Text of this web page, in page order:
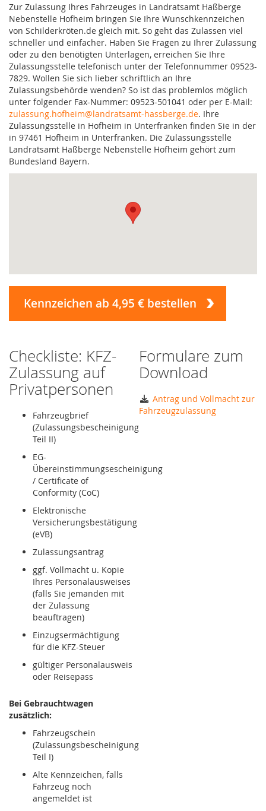
Zur Zulassung Ihres Fahrzeuges in Landratsamt Haßberge
Nebenstelle Hofheim bringen Sie Ihre Wunschkennzeichen
von Schilderkröten.de gleich mit. So geht das Zulassen viel
schneller und einfacher. Haben Sie Fragen zu Ihrer Zulassung
oder zu den benötigten Unterlagen, erreichen Sie Ihre
Zulassungsstelle telefonisch unter der Telefonnummer 09523-
7829. Wollen Sie sich lieber schriftlich an Ihre
Zulassungsbehörde wenden? So ist das problemlos möglich
unter folgender Fax-Nummer: 09523-501041 oder per E-Mail:
zulassung.hofheim@landratsamt-hassberge.de. Ihre
Zulassungsstelle in Hofheim in Unterfranken finden Sie in der
in 97461 Hofheim in Unterfranken. Die Zulassungsstelle
Landratsamt Haßberge Nebenstelle Hofheim gehört zum
Bundesland Bayern.
Kennzeichen ab 4,95 € bestellen
Checkliste: KFZ-
Zulassung auf
Privatpersonen
Fahrzeugbrief
(Zulassungsbescheinigung
Teil II)
EG-
Übereinstimmungsescheinigung
/ Certificate of
Conformity (CoC)
Elektronische
Versicherungsbestätigung
(eVB)
Zulassungsantrag
ggf. Vollmacht u. Kopie
Ihres Personalausweises
(falls Sie jemanden mit
der Zulassung
beauftragen)
Einzugsermächtigung
für die KFZ-Steuer
gültiger Personalausweis
oder Reisepass
Bei Gebrauchtwagen
zusätzlich:
Fahrzeugschein
(Zulassungsbescheinigung
Teil I)
Alte Kennzeichen, falls
Fahrzeug noch
angemeldet ist
Formulare zum
Download
Antrag und Vollmacht zur
Fahrzeugzulassung